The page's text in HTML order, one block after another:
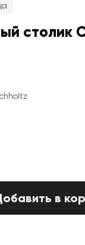
столик
в